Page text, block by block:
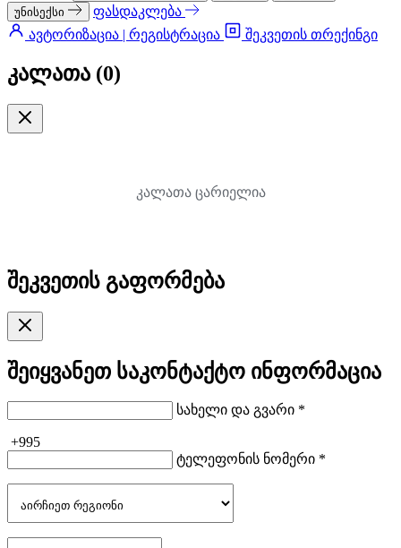
უნისექსი
ფასდაკლება
ავტორიზაცია | რეგისტრაცია
შეკვეთის თრექინგი
კალათა (0)
კალათა ცარიელია
შეკვეთის გაფორმება
შეიყვანეთ საკონტაქტო ინფორმაცია
სახელი და გვარი *
+995
ტელეფონის ნომერი *